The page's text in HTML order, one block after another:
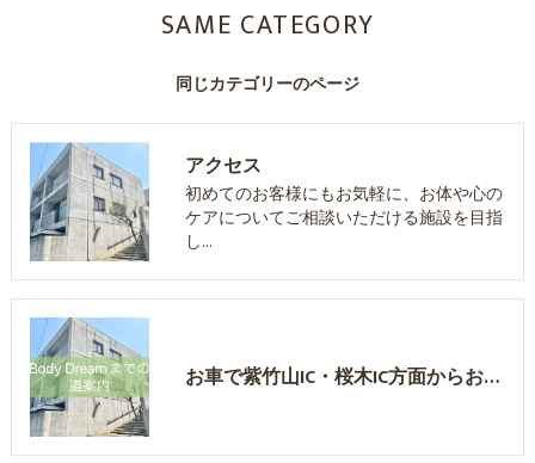
同じカテゴリーのページ
SAME CATEGORY
アクセス
初めてのお客様にもお気軽に、お体や心の
ケアについてご相談いただける施設を目指
し…
お車で紫竹山IC・桜木IC方面からお越しいただく場合